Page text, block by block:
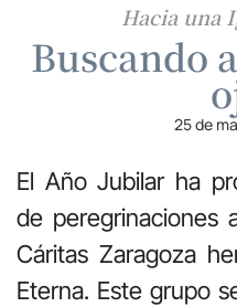
Hacia una
Buscando
25 de
El Año Jubilar ha
de peregrinaciones
Cáritas Zaragoza
Eterna. Este grupo